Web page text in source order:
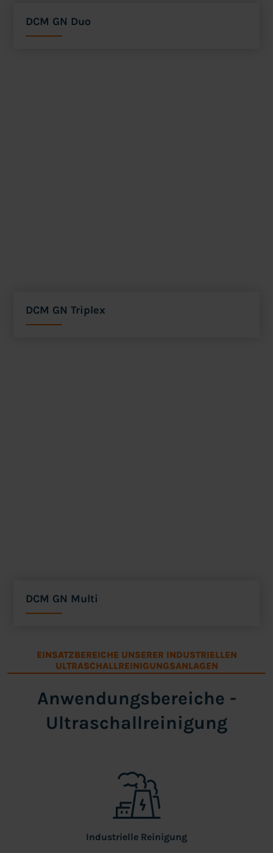
DCM GN Duo
DCM GN Triplex
DCM GN Multi
EINSATZBEREICHE UNSERER INDUSTRIELLEN
ULTRASCHALLREINIGUNGSANLAGEN
Anwendungsbereiche -
Ultraschallreinigung
Industrielle Reinigung